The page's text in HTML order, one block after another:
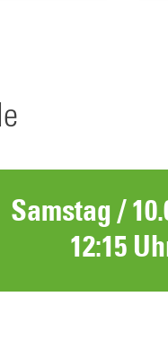
Samstag /
12:15